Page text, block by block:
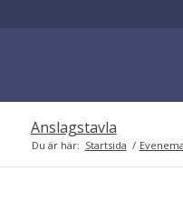
Anslagstavla
Du är här: Startsida /